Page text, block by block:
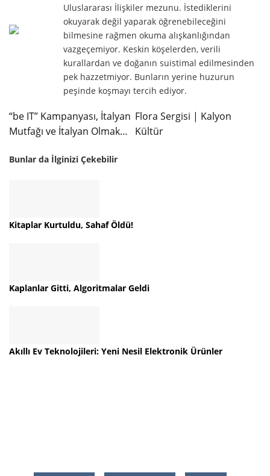
Uluslararası İlişkiler mezunu. İstediklerini
okuyarak değil yaparak öğrenebileceğini
bilmesine rağmen okuma alışkanlığından
vazgeçemiyor. Keskin köşelerden, verili
kurallardan ve doğanın suistimal edilmesinden
pek hazzetmiyor. Bunların yerine huzurun
peşinde koşmayı tercih ediyor.
“be IT” Kampanyası, İtalyan
Mutfağı ve İtalyan Olmak…
Flora Sergisi | Kalyon
Kültür
Bunlar da İlginizi Çekebilir
Kitaplar Kurtuldu, Sahaf Öldü!
Kaplanlar Gitti, Algoritmalar Geldi
Akıllı Ev Teknolojileri: Yeni Nesil Elektronik Ürünler